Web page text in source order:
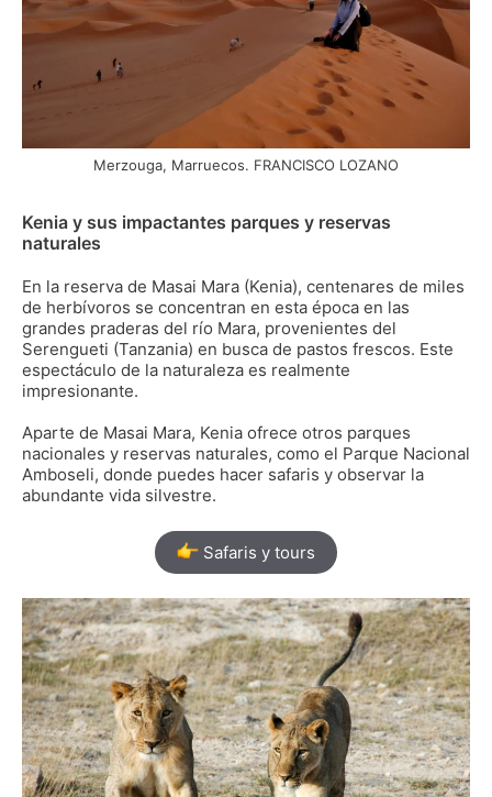
Merzouga, Marruecos. FRANCISCO LOZANO
Kenia y sus impactantes parques y reservas
naturales
En la reserva de Masai Mara (Kenia), centenares de miles
de herbívoros se concentran en esta época en las
grandes praderas del río Mara, provenientes del
Serengueti (Tanzania) en busca de pastos frescos. Este
espectáculo de la naturaleza es realmente
impresionante.
Aparte de Masai Mara, Kenia ofrece otros parques
nacionales y reservas naturales, como el Parque Nacional
Amboseli, donde puedes hacer safaris y observar la
abundante vida silvestre.
Safaris y tours